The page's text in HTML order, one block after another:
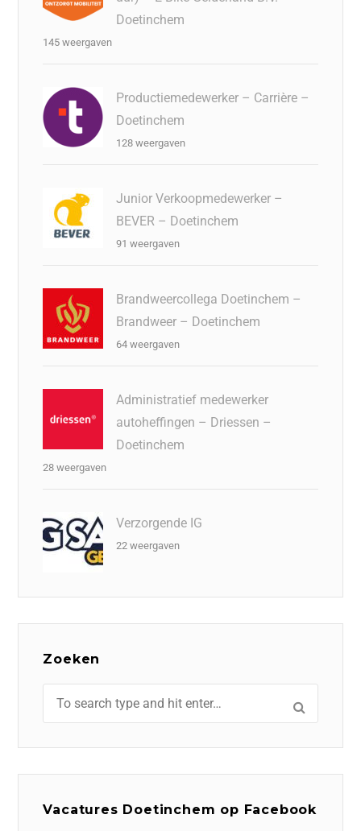
Doetinchem
145 weergaven
Productiemedewerker – Carrière –
Doetinchem
128 weergaven
Junior Verkoopmedewerker –
BEVER – Doetinchem
91 weergaven
Brandweercollega Doetinchem –
Brandweer – Doetinchem
64 weergaven
Administratief medewerker
autoheffingen – Driessen –
Doetinchem
28 weergaven
Verzorgende IG
22 weergaven
Zoeken
Vacatures Doetinchem op Facebook